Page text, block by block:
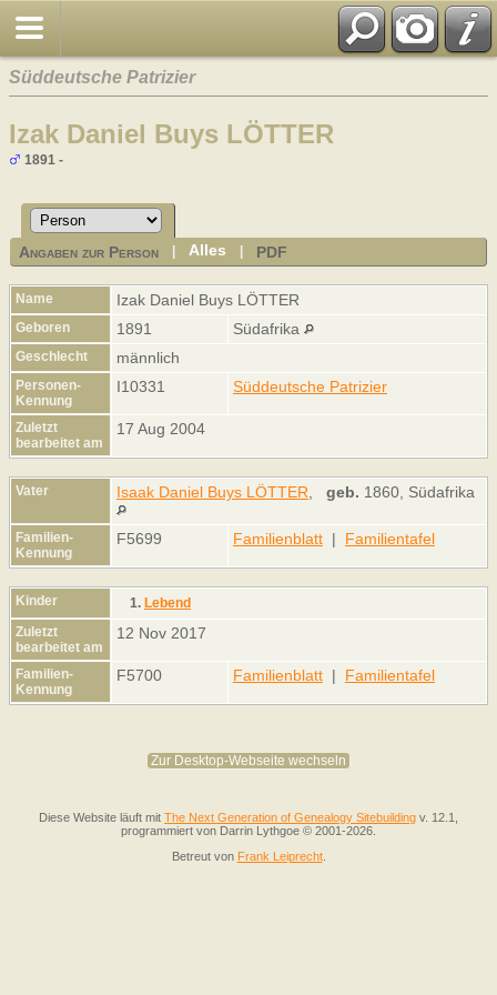
Süddeutsche Patrizier
Izak Daniel Buys LÖTTER
1891 -
Angaben zur Person |Alles PDF
Name Izak Daniel Buys LÖTTER
Geboren 1891 Südafrika
Geschlecht männlich
Personen-
Kennung
I10331 Süddeutsche Patrizier
Zuletzt
bearbeitet am
17 Aug 2004
Vater Isaak Daniel Buys LÖTTER geb. 1860, Südafrika
Familien-
Kennung
F5699 Familienblatt | Familientafel
Kinder 1. Lebend
Zuletzt
bearbeitet am
12 Nov 2017
Familien-
Kennung
F5700 Familienblatt | Familientafel
Zur Desktop-Webseite wechseln
Diese Website läuft mit The Next Generation of Genealogy Sitebuilding v. 12.1,
programmiert von Darrin Lythgoe © 2001-2026.
Betreut von Frank Leiprecht.